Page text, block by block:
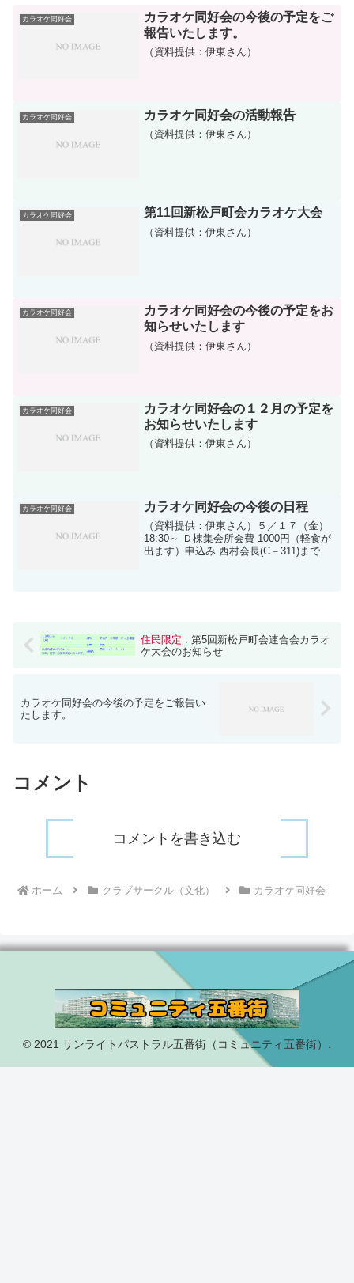
カラオケ同好会
カラオケ同好会の今後の予定をご
報告いたします。
（資料提供：伊東さん）
カラオケ同好会 カラオケ同好会の活動報告
（資料提供：伊東さん）
カラオケ同好会 第11回新松戸町会カラオケ大会
（資料提供：伊東さん）
カラオケ同好会
カラオケ同好会の今後の予定をお
知らせいたします
（資料提供：伊東さん）
カラオケ同好会
カラオケ同好会の１２月の予定を
お知らせいたします
（資料提供：伊東さん）
カラオケ同好会 カラオケ同好会の今後の日程
（資料提供：伊東さん）５／１７（金）
18:30～ Ｄ棟集会所会費 1000円（軽食が
出ます）申込み 西村会長(C－311)まで
住民限定 : 第5回新松戸町会連合会カラオ
ケ大会のお知らせ
カラオケ同好会の今後の予定をご報告い
たします。
コメント
コメントを書き込む
ホーム クラブサークル（文化） カラオケ同好会
© 2021 サンライトパストラル五番街（コミュニティ五番街）.